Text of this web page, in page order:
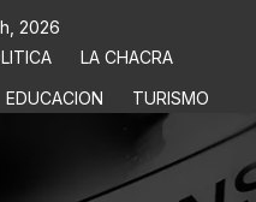
2026
LA CHACRA
EDUCACION TURISMO